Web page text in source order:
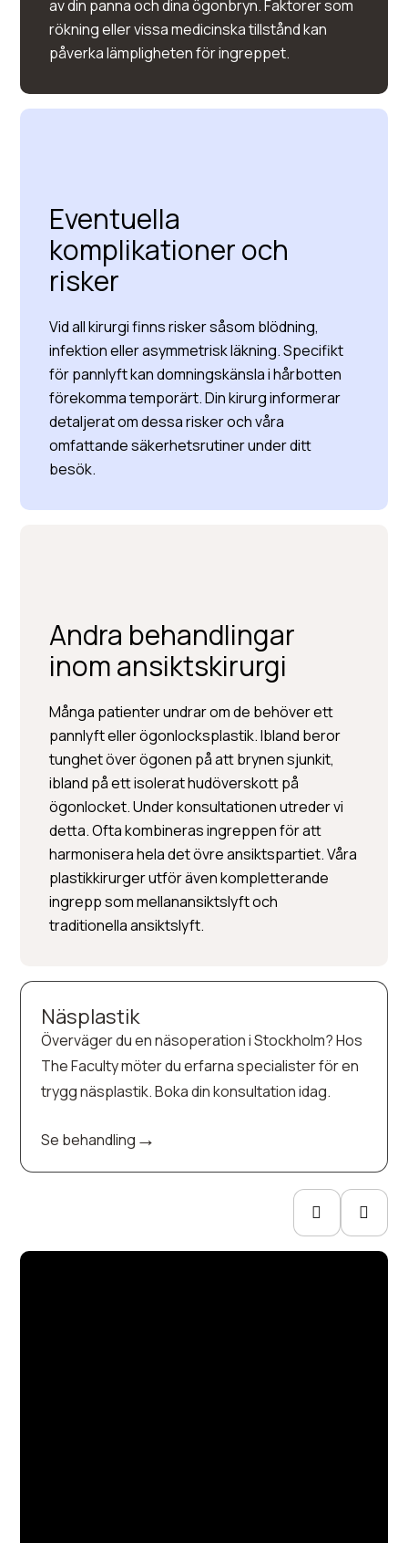
av din panna och dina ögonbryn. Faktorer som
rökning eller vissa medicinska tillstånd kan
påverka lämpligheten för ingreppet.
Eventuella
komplikationer och
risker
Vid all kirurgi finns risker såsom blödning,
infektion eller asymmetrisk läkning. Specifikt
för pannlyft kan domningskänsla i hårbotten
förekomma temporärt. Din kirurg informerar
detaljerat om dessa risker och våra
omfattande säkerhetsrutiner under ditt
besök.
Andra behandlingar
inom ansiktskirurgi
Många patienter undrar om de behöver ett
pannlyft eller ögonlocksplastik. Ibland beror
tunghet över ögonen på att brynen sjunkit,
ibland på ett isolerat hudöverskott på
ögonlocket. Under konsultationen utreder vi
detta. Ofta kombineras ingreppen för att
harmonisera hela det övre ansiktspartiet. Våra
plastikkirurger utför även kompletterande
ingrepp som mellanansiktslyft och
traditionella ansiktslyft.
Näsplastik
Överväger du en näsoperation i Stockholm? Hos
The Faculty möter du erfarna specialister för en
trygg näsplastik. Boka din konsultation idag.
Se behandling →